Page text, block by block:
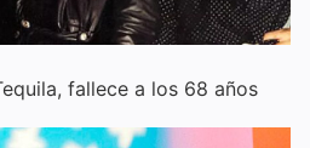
fallece a los 68 años